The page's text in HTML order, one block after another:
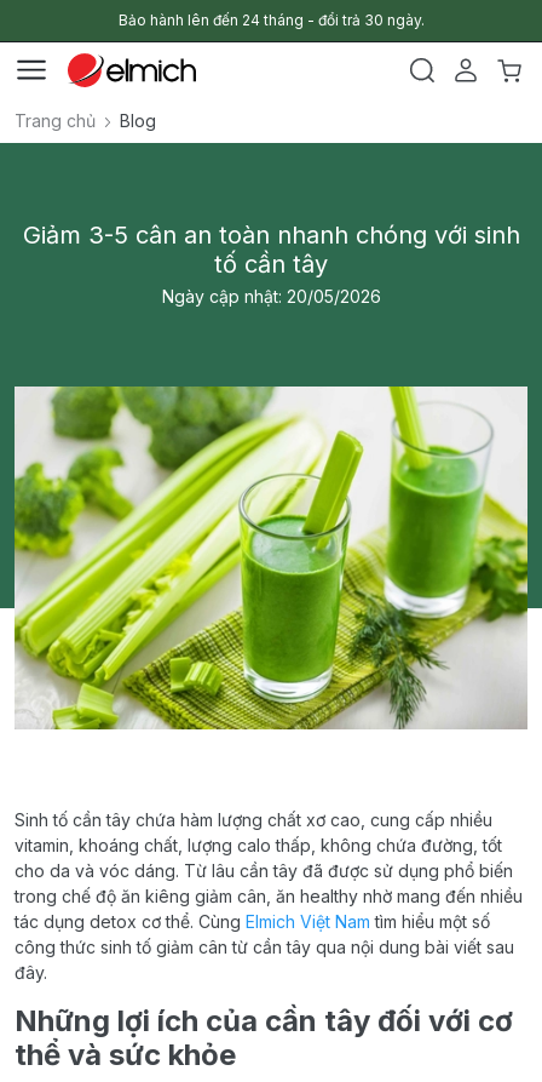
Bảo hành lên đến 24 tháng - đổi trả 30 ngày.
Trang chủ Blog
Giảm 3-5 cân an toàn nhanh chóng với sinh
tố cần tây
Ngày cập nhật: 20/05/2026
Sinh tố cần tây chứa hàm lượng chất xơ cao, cung cấp nhiều
vitamin, khoáng chất, lượng calo thấp, không chứa đường, tốt
cho da và vóc dáng. Từ lâu cần tây đã được sử dụng phổ biến
trong chế độ ăn kiêng giảm cân, ăn healthy nhờ mang đến nhiều
tác dụng detox cơ thể. Cùng Elmich Việt Nam tìm hiểu một số
công thức sinh tố giảm cân từ cần tây qua nội dung bài viết sau
đây.
Những lợi ích của cần tây đối với cơ
thể và sức khỏe